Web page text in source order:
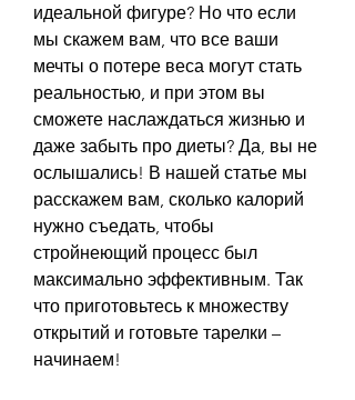
идеальной фигуре? Но что если
мы скажем вам, что все ваши
мечты о потере веса могут стать
реальностью, и при этом вы
сможете наслаждаться жизнью и
даже забыть про диеты? Да, вы не
ослышались! В нашей статье мы
расскажем вам, сколько калорий
нужно съедать, чтобы
стройнеющий процесс был
максимально эффективным. Так
что приготовьтесь к множеству
открытий и готовьте тарелки –
начинаем!